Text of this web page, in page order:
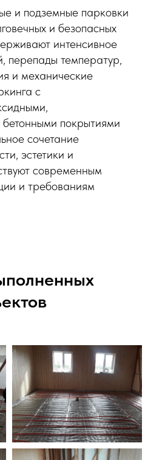
и подземные парковки
и безопасных
интенсивное
перепады температур,
и механические
с
покрытиями
сочетание
эстетики и
современным
и требованиям